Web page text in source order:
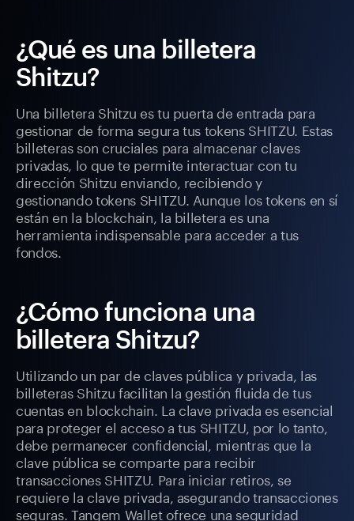
¿Qué es una billetera
Shitzu?
Una billetera Shitzu es tu puerta de entrada para
gestionar de forma segura tus tokens SHITZU. Estas
billeteras son cruciales para almacenar claves
privadas, lo que te permite interactuar con tu
dirección Shitzu enviando, recibiendo y
gestionando tokens SHITZU. Aunque los tokens en sí
están en la blockchain, la billetera es una
herramienta indispensable para acceder a tus
fondos.
¿Cómo funciona una
billetera Shitzu?
Utilizando un par de claves pública y privada, las
billeteras Shitzu facilitan la gestión fluida de tus
cuentas en blockchain. La clave privada es esencial
para proteger el acceso a tus SHITZU, por lo tanto,
debe permanecer confidencial, mientras que la
clave pública se comparte para recibir
transacciones SHITZU. Para iniciar retiros, se
requiere la clave privada, asegurando transacciones
seguras. Tangem Wallet ofrece una seguridad